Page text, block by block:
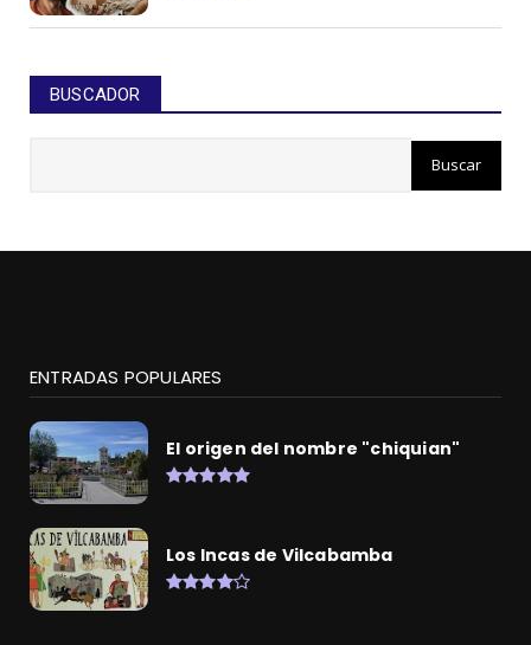
BUSCADOR
ENTRADAS POPULARES
El origen del nombre "chiquian"
Los Incas de Vilcabamba